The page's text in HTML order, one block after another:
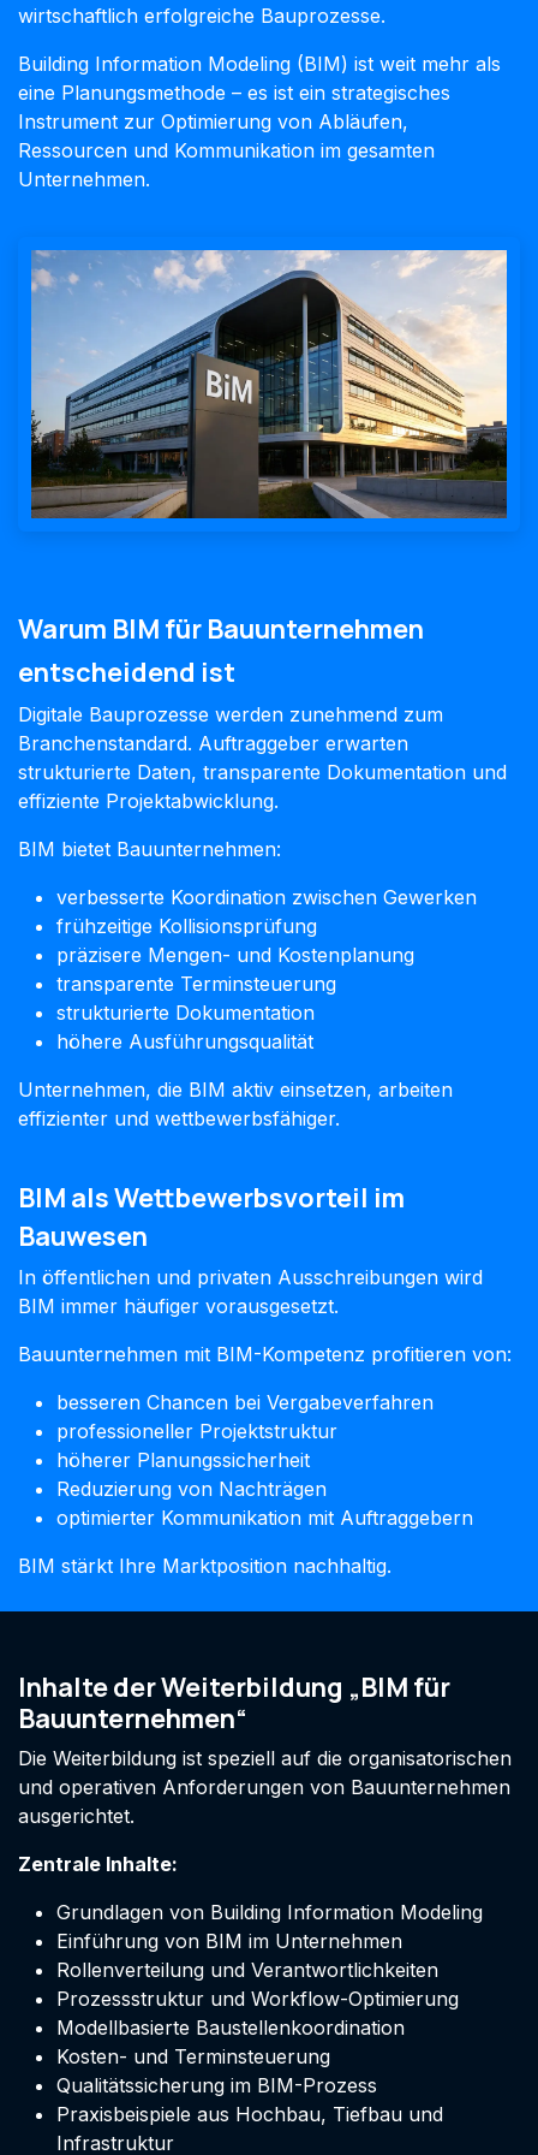
wirtschaftlich erfolgreiche Bauprozesse.
Building Information Modeling (BIM) ist weit mehr als
eine Planungsmethode – es ist ein strategisches
Instrument zur Optimierung von Abläufen,
Ressourcen und Kommunikation im gesamten
Unternehmen.
Warum BIM für Bauunternehmen
entscheidend ist
Digitale Bauprozesse werden zunehmend zum
Branchenstandard. Auftraggeber erwarten
strukturierte Daten, transparente Dokumentation und
effiziente Projektabwicklung.
BIM bietet Bauunternehmen:
verbesserte Koordination zwischen Gewerken
frühzeitige Kollisionsprüfung
präzisere Mengen- und Kostenplanung
transparente Terminsteuerung
strukturierte Dokumentation
höhere Ausführungsqualität
Unternehmen, die BIM aktiv einsetzen, arbeiten
effizienter und wettbewerbsfähiger.
BIM als Wettbewerbsvorteil im
Bauwesen
In öffentlichen und privaten Ausschreibungen wird
BIM immer häufiger vorausgesetzt.
Bauunternehmen mit BIM-Kompetenz profitieren von:
besseren Chancen bei Vergabeverfahren
professioneller Projektstruktur
höherer Planungssicherheit
Reduzierung von Nachträgen
optimierter Kommunikation mit Auftraggebern
BIM stärkt Ihre Marktposition nachhaltig.
Inhalte der Weiterbildung „BIM für
Bauunternehmen“
Die Weiterbildung ist speziell auf die organisatorischen
und operativen Anforderungen von Bauunternehmen
ausgerichtet.
Zentrale Inhalte:
Grundlagen von Building Information Modeling
Einführung von BIM im Unternehmen
Rollenverteilung und Verantwortlichkeiten
Prozessstruktur und Workflow-Optimierung
Modellbasierte Baustellenkoordination
Kosten- und Terminsteuerung
Qualitätssicherung im BIM-Prozess
Praxisbeispiele aus Hochbau, Tiefbau und
Infrastruktur